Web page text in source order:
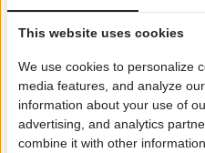
Garantie:2 jaar garantie
Enkel in combinatie met:
This website uses cookies
We use cookies to personalize
media features, and analyze
information about your use of
advertising, and analytics
combine it with other